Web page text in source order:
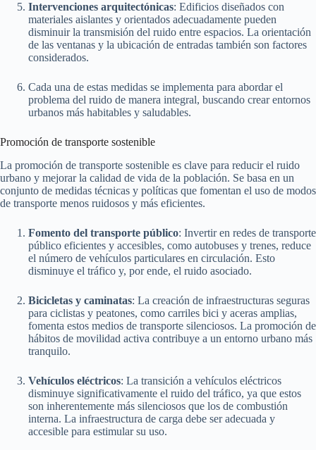
Intervenciones arquitectónicas: Edificios diseñados con
materiales aislantes y orientados adecuadamente pueden
disminuir la transmisión del ruido entre espacios. La orientación
de las ventanas y la ubicación de entradas también son factores
considerados.
Cada una de estas medidas se implementa para abordar el
problema del ruido de manera integral, buscando crear entornos
urbanos más habitables y saludables.
Promoción de transporte sostenible
La promoción de transporte sostenible es clave para reducir el ruido
urbano y mejorar la calidad de vida de la población. Se basa en un
conjunto de medidas técnicas y políticas que fomentan el uso de modos
de transporte menos ruidosos y más eficientes.
Fomento del transporte público: Invertir en redes de transporte
público eficientes y accesibles, como autobuses y trenes, reduce
el número de vehículos particulares en circulación. Esto
disminuye el tráfico y, por ende, el ruido asociado.
Bicicletas y caminatas: La creación de infraestructuras seguras
para ciclistas y peatones, como carriles bici y aceras amplias,
fomenta estos medios de transporte silenciosos. La promoción de
hábitos de movilidad activa contribuye a un entorno urbano más
tranquilo.
Vehículos eléctricos: La transición a vehículos eléctricos
disminuye significativamente el ruido del tráfico, ya que estos
son inherentemente más silenciosos que los de combustión
interna. La infraestructura de carga debe ser adecuada y
accesible para estimular su uso.